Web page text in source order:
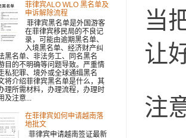
当
让
注
菲律宾ALO WLO 黑名单及
申诉解除流程
菲律宾黑名单是外国游客
在菲律宾移民局的不良记
录，可能由逾期黑名单、
入境黑名单、经济财产纠
黑名单、非法务工、同名黑名
目的不明确等问题导致。严重情
私犯罪、境外或全球通缉黑名
将介绍菲律宾黑名单是什么，其
理所需材料，办理流程，办理时
及注意...
在菲律宾如何申请越南落
地批文
菲律宾申请越南签证最新